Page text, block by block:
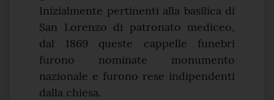
Inizialmente pertinenti alla basilica di
San Lorenzo di patronato mediceo,
dal 1869 queste cappelle funebri
furono nominate monumento
nazionale e furono rese indipendenti
dalla chiesa.